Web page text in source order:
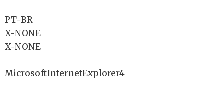
PT-BR
X-NONE
X-NONE
MicrosoftInternetExplorer4